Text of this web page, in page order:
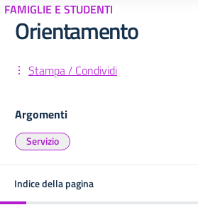
FAMIGLIE E STUDENTI
Orientamento
Stampa / Condividi
Argomenti
Servizio
Indice della pagina